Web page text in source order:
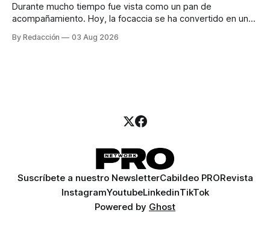
Durante mucho tiempo fue vista como un pan de
acompañamiento. Hoy, la focaccia se ha convertido en uno
artesanal, ingredientes de calidad y experiencias que
By Redacción 03 Aug 2026
Suscríbete a nuestro NewsletterCabildeo PRORevista
InstagramYoutubeLinkedinTikTok
Powered by Ghost